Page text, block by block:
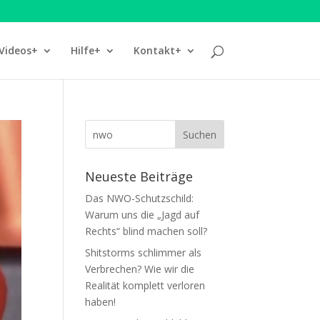
Hilfe+ Kontakt+
Neueste Beiträge
Das NWO-Schutzschild:
Warum uns die „Jagd auf
Rechts“ blind machen soll?
Shitstorms schlimmer als
Verbrechen? Wie wir die
Realität komplett verloren
haben!